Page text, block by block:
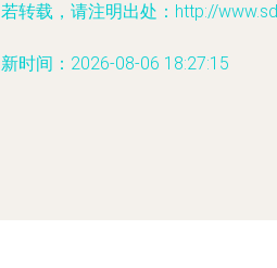
转载，请注明出处：http://
时间：2026-08-06 18:27:15